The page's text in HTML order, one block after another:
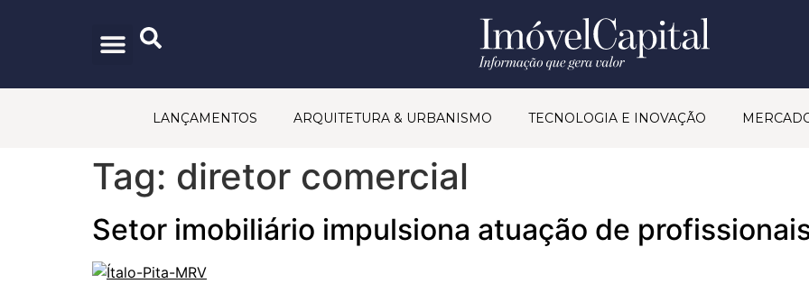
LANÇAMENTOS ARQUITETURA & URBANISMO TECNOLOGIA E INOVAÇÃO
Tag: diretor comercial
Setor imobiliário impulsiona atuação de